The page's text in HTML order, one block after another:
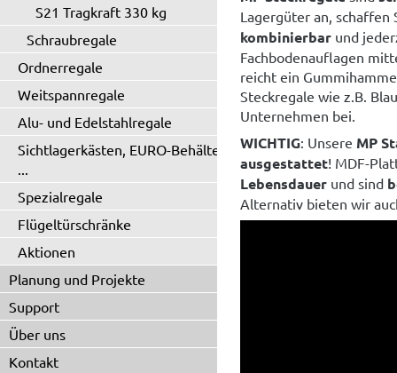
S21 Tragkraft 330 kg
Schraubregale
Ordnerregale
Weitspannregale
Alu- und Edelstahlregale
Sichtlagerkästen, EURO-Behälter
...
Spezialregale
Flügeltürschränke
Aktionen
Planung und Projekte
Support
Über uns
Kontakt
Lagergüter an,
kombinierbarund
Fachbodenauflagen
reicht ein
Steckregale wie z.B.
Unternehmen bei.
WICHTIG: Unsere MP
ausgestattet! MDF-
Lebensdauerund sind
Alternativ bieten wir